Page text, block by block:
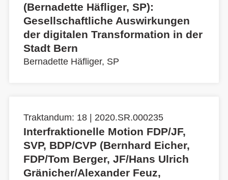
(Bernadette Häfliger, SP):
Gesellschaftliche Auswirkungen
der digitalen Transformation in der
Stadt Bern
Bernadette Häfliger, SP
Traktandum: 18 | 2020.SR.000235
Interfraktionelle Motion FDP/JF,
SVP, BDP/CVP (Bernhard Eicher,
FDP/Tom Berger, JF/Hans Ulrich
Gränicher/Alexander Feuz,